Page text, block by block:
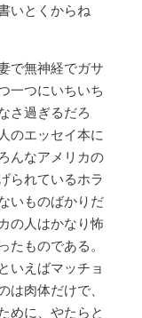
いとくからね
で無神経でガサ
一つにいちいち
さ過ぎるだろ
のエッセイ本に
んなアメリカの
られているホラ
いものばかりだ
の人はかなり怖
ものである。
いえばマッチョ
肉体だけで、
めに、やたらと